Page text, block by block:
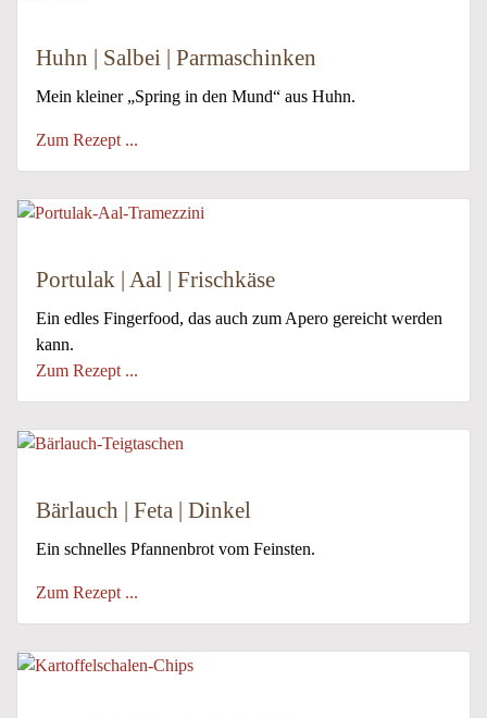
Huhn | Salbei | Parmaschinken
Mein kleiner „Spring in den Mund“ aus Huhn.
Zum Rezept ...
Portulak | Aal | Frischkäse
Ein edles Fingerfood, das auch zum Apero gereicht werden
kann.
Zum Rezept ...
Bärlauch | Feta | Dinkel
Ein schnelles Pfannenbrot vom Feinsten.
Zum Rezept ...